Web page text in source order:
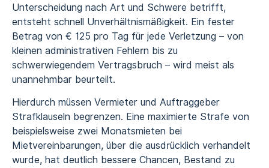
Unterscheidung nach Art und Schwere betrifft,
entsteht schnell Unverhältnismäßigkeit. Ein fester
Betrag von € 125 pro Tag für jede Verletzung – von
kleinen administrativen Fehlern bis zu
schwerwiegendem Vertragsbruch – wird meist als
unannehmbar beurteilt.
Hierdurch müssen Vermieter und Auftraggeber
Strafklauseln begrenzen. Eine maximierte Strafe von
beispielsweise zwei Monatsmieten bei
Mietvereinbarungen, über die ausdrücklich verhandelt
wurde, hat deutlich bessere Chancen, Bestand zu